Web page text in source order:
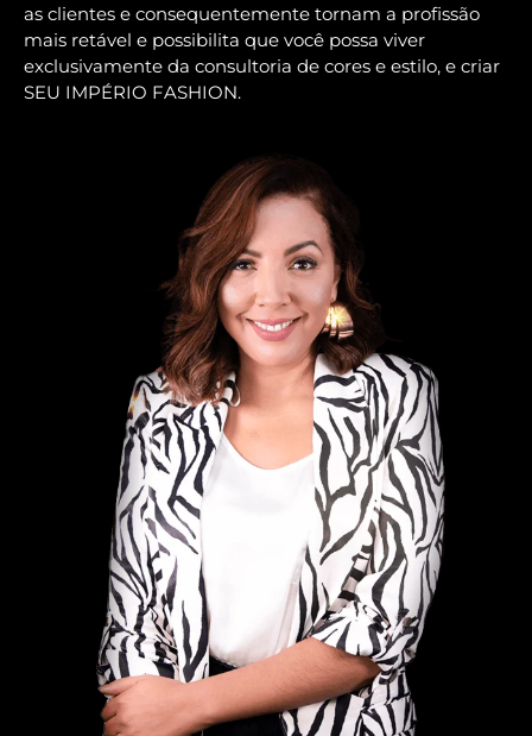
as clientes e consequentemente tornam a profissão
mais retável e possibilita que você possa viver
exclusivamente da consultoria de cores e estilo, e criar
SEU IMPÉRIO FASHION.